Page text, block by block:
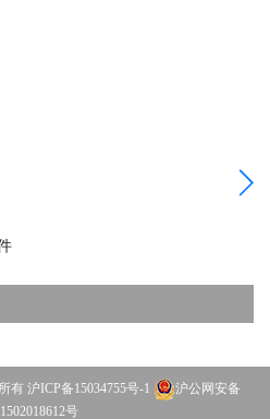
有 沪ICP备15034755号-1
沪公网安备
号